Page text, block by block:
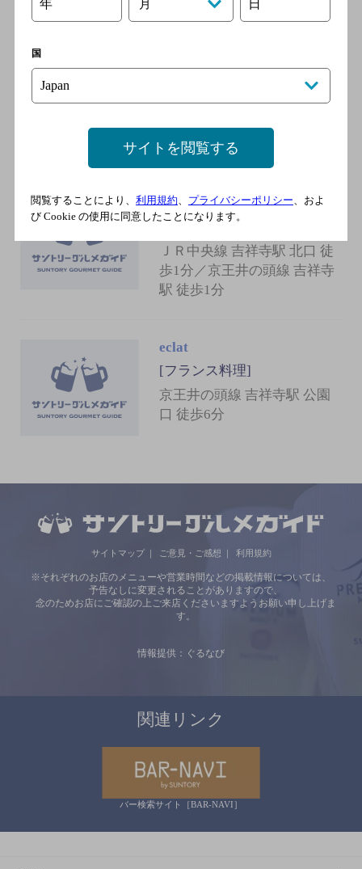
親父のあんかけパスタ
ＪＲ中央本線 吉祥寺駅／Ｊ
Ｒ中央線快速 吉祥寺駅／Ｊ
Ｒ中央線・総武線各駅停車
吉祥寺駅／京王井の頭線 吉
祥寺駅
タパス＆タパス 吉祥寺駅前店
[イタリア料理]
ＪＲ中央線 吉祥寺駅 北口 徒
歩1分／京王井の頭線 吉祥寺
駅 徒歩1分
eclat
[フランス料理]
京王井の頭線 吉祥寺駅 公園
口 徒歩6分
サイトマップ ご意見・ご感想 利用規約
※それぞれのお店のメニューや営業時間などの掲載情報については、
予告なしに変更されることがありますので、
念のためお店にご確認の上ご来店くださいますようお願い申し上げま
す。
情報提供：ぐるなび
関連リンク
バー検索サイト［BAR-NAVI］
年 月 日
国
サイトを閲覧する
閲覧することにより、 利用規約 プライバシーポリシー 、およ
び Cookie の使用に同意したことになります。